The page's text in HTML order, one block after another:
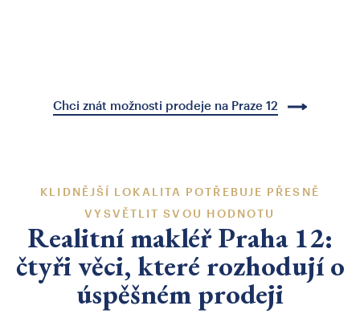
Chci znát možnosti prodeje na Praze 12
KLIDNĚJŠÍ LOKALITA POTŘEBUJE PŘESNĚ
VYSVĚTLIT SVOU HODNOTU
Realitní makléř Praha 12:
čtyři věci, které rozhodují o
úspěšném prodeji